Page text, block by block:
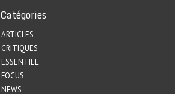
Catégories
ARTICLES
CRITIQUES
ESSENTIEL
FOCUS
NEWS